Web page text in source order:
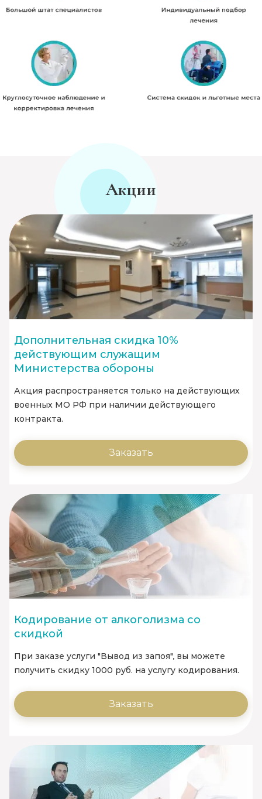
Акции
Дополнительная скидка 10%
действующим служащим
Министерства обороны
Акция распространяется только на действующих
военных МО РФ при наличии действующего
контракта.
Заказать
Кодирование от алкоголизма со
скидкой
При заказе услуги "Вывод из запоя", вы можете
получить скидку 1000 руб. на услугу кодирования.
Заказать